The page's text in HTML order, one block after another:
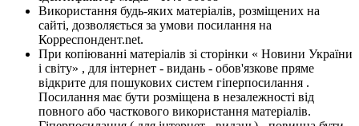
Використання будь-яких матеріалів, розміщених на
сайті, дозволяється за умови посилання на
Корреспондент.net.
При копіюванні матеріалів зі сторінки « Новини України
і світу» , для інтернет - видань - обов'язкове пряме
відкрите для пошукових систем гіперпосилання .
Посилання має бути розміщена в незалежності від
повного або часткового використання матеріалів.